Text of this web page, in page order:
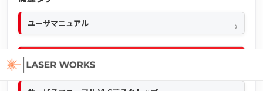
ユーザマニュアル